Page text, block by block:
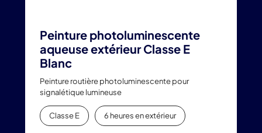
Peinture photoluminescente
aqueuse extérieur Classe E
Blanc
Peinture routière photoluminescente pour
signalétique lumineuse
Classe E 6 heures en extérieur